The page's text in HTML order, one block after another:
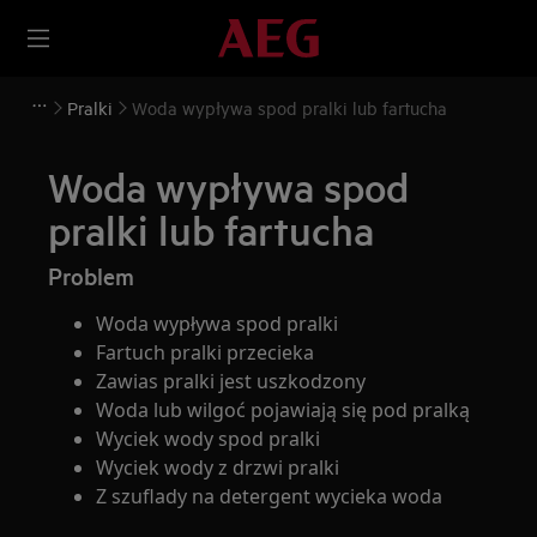
Pralki Woda wypływa spod pralki lub fartucha
Woda wypływa spod
pralki lub fartucha
Problem
Woda wypływa spod pralki
Fartuch pralki przecieka
Zawias pralki jest uszkodzony
Woda lub wilgoć pojawiają się pod pralką
Wyciek wody spod pralki
Wyciek wody z drzwi pralki
Z szuflady na detergent wycieka woda